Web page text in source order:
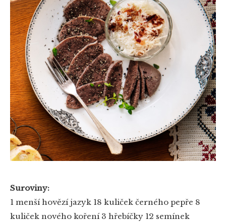
Suroviny:
1 menší hovězí jazyk 18 kuliček černého pepře 8
kuliček nového koření 3 hřebíčky 12 semínek